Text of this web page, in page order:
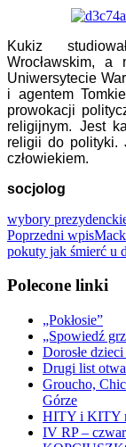
Kukiz
Wrocławskim,
Uniwersytecie
i agentem
prowokacji
religijnym. Jest
religii do polityki.
człowiekiem.
socjolog
wybory
Nawigacja
wpisu
Poprzedni wpis
pokuty jak śmierć u
Polecone linki
„Pokłosie”
„Spowiedź
Dorosłe
Drugi list
Groucho,
Górze
HITY i KITY
IV RP –